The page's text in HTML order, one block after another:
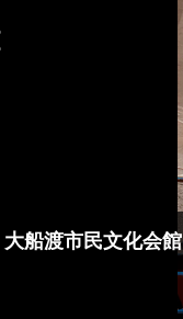
大船渡市民文化会館